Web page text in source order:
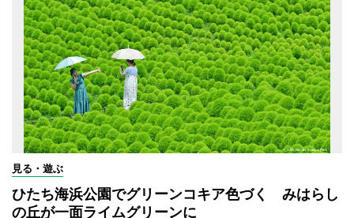
見る・遊ぶ
ひたち海浜公園でグリーンコキア色づく みはらし
の丘が一面ライムグリーンに